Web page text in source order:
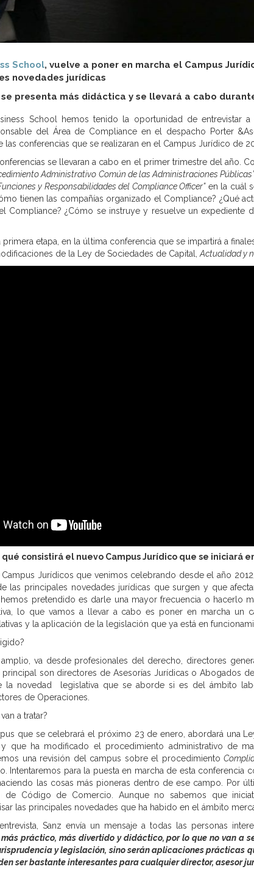
School, vuelve a poner en marcha el Campus
novedades jurídicas
se presenta más didáctica y se llevará a cabo
School hemos tenido la oportunidad de entrevistar a
del Área de Compliance en el despacho Porter
las conferencias que se realizaran en el Campus Jurídico de
se llevaran a cabo en el primer trimestre del año.
Administrativo Común de las Administraciones
y Responsabilidades del Compliance Officer”en la cuál
tienen las compañías organizado el Compliance? ¿Qué
Compliance? ¿Cómo se instruye y resuelve un expediente
primera etapa, en la última conferencia que se impartirá a
de la Ley de Sociedades de Capital, Actualidad y
qué consistirá el nuevo Campus Jurídico que se iniciará
Campus Jurídicos que venimos celebrando desde el año
las principales novedades jurídicas que surgen y que
pretendido es darle una mayor frecuencia o hacerlo
lo que vamos a llevar a cabo es poner en marcha un
y la aplicación de la legislación que ya está en
va desde profesionales del derecho, directores
principal son directores de Asesorías Jurídicas o Abogados
la novedad legislativa que se aborde si es del ámbito
de Operaciones.
a tratar?
que se celebrará el próximo 23 de enero, abordará una
que ha modificado el procedimiento administrativo de
una revisión del campus sobre el procedimiento
Intentaremos para la puesta en marcha de esta conferencia
las cosas más pioneras dentro de ese campo. Por
de Código de Comercio. Aunque no sabemos que
las principales novedades que ha habido en el ámbito
Sanz envía un mensaje a todas las personas
práctico, más divertido y didáctico, por lo que no van a
y legislación, sino serán aplicaciones prácticas
ser bastante interesantes para cualquier director, asesor